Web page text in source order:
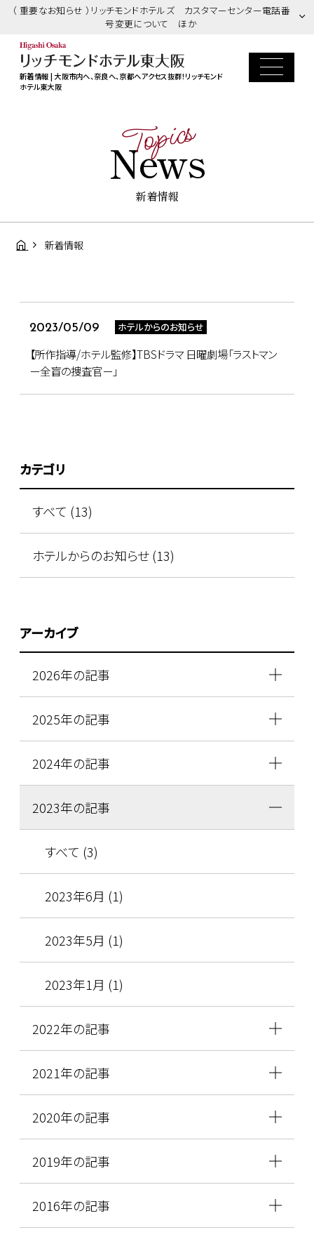
（ 重要なお知らせ ）リッチモンドホテルズ カスタマーセンター電話番
号変更について ほか
新着情報 | 大阪市内へ、奈良へ、京都へアクセス抜群！リッチモンド
ホテル東大阪
News
Topics
新着情報
新着情報
2023/05/09 ホテルからのお知らせ
【所作指導/ホテル監修】TBSドラマ 日曜劇場「ラストマン
ー全盲の捜査官ー」
カテゴリ
すべて (13)
ホテルからのお知らせ (13)
アーカイブ
2026年の記事
2025年の記事
2024年の記事
2023年の記事
すべて (3)
2023年6月 (1)
2023年5月 (1)
2023年1月 (1)
2022年の記事
2021年の記事
2020年の記事
2019年の記事
2016年の記事